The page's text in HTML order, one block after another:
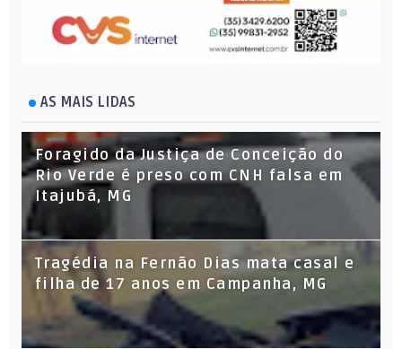
AS MAIS LIDAS
Foragido da Justiça de Conceição do
Rio Verde é preso com CNH falsa em
Itajubá, MG
Tragédia na Fernão Dias mata casal e
filha de 17 anos em Campanha, MG